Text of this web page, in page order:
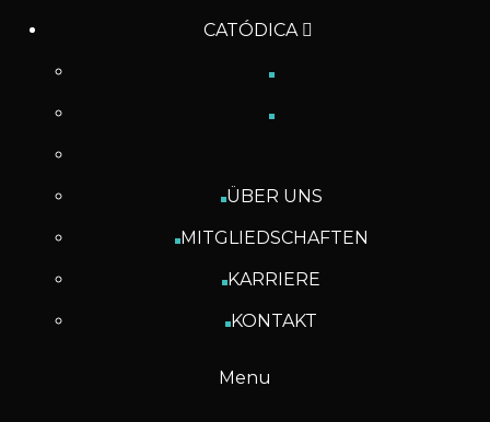
CATÓDICA
ÜBER UNS
MITGLIEDSCHAFTEN
KARRIERE
KONTAKT
Menu